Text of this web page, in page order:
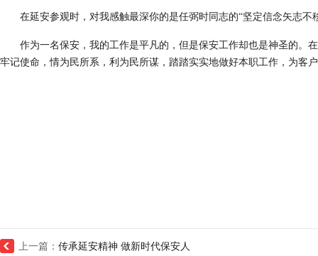
在延安参观时，对我感触最深你的是任弼时同志的“坚定信念矢志不
作为一名保安， 我的工作是平凡的，但是保安工作却也是神圣的。
牢记使命，情为民所系，利为民所谋，踏踏实实地做好本职工作，为客
上一篇： 传承延安精神 做新时代保安人